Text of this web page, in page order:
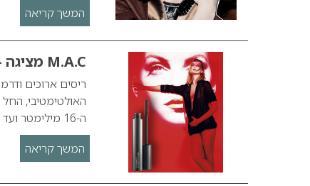
המשך קריאה
M.A.C מציגה – Studio Fix Lash, מסקרה חדשה
ריסים ארוכים
ה-16 מילימטר ועד היום. קולקציית IN THE STUDIO של חברת האיפור M.A.C היא תמצית…
המשך קריאה